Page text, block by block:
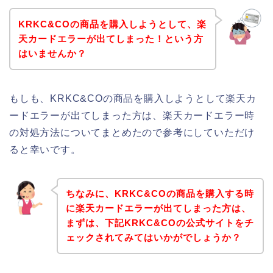
KRKC&COの商品を購入しようとして、楽
天カードエラーが出てしまった！という方
はいませんか？
もしも、KRKC&COの商品を購入しようとして楽天カ
ードエラーが出てしまった方は、楽天カードエラー時
の対処方法についてまとめたので参考にしていただけ
ると幸いです。
ちなみに、KRKC&COの商品を購入する時
に楽天カードエラーが出てしまった方は、
まずは、下記KRKC&COの公式サイトをチ
ェックされてみてはいかがでしょうか？